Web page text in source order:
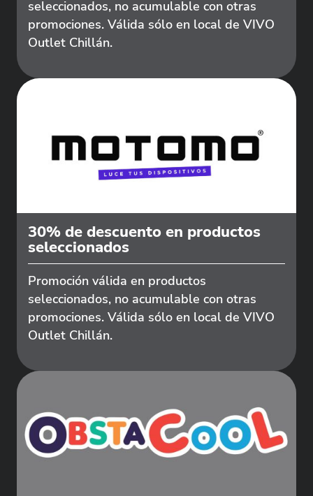
seleccionados, no acumulable con otras
promociones. Válida sólo en local de VIVO
Outlet Chillán.
30% de descuento en productos
seleccionados
Promoción válida en productos
seleccionados, no acumulable con otras
promociones. Válida sólo en local de VIVO
Outlet Chillán.